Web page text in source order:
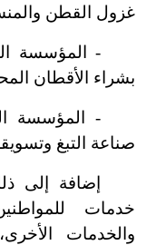
غزول القطن
-المؤسسة
بشراء الأقطان
-المؤسسة
صناعة التبغ
إضافة إلى
خدمات
والخدمات